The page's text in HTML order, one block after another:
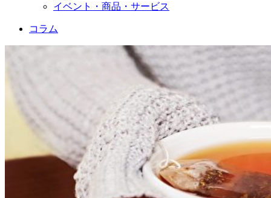
イベント・商品・サービス
コラム